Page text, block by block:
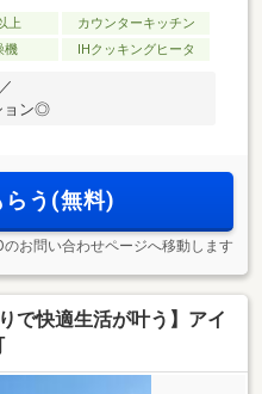
上
カウンターキッチン
機 IHクッキングヒータ
ョン◎
らう(無料)
のお問い合わせページへ移動します
で快適生活が叶う】アイ